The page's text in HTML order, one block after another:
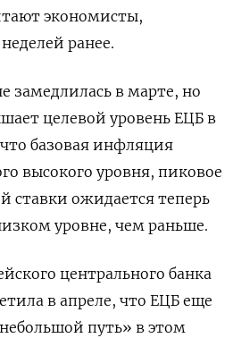
экономисты,
ранее.
замедлилась в марте, но
целевой уровень ЕЦБ в
базовая инфляция
высокого уровня, пиковое
ставки ожидается теперь
уровне, чем раньше.
центрального банка
в апреле, что ЕЦБ еще
путь» в этом